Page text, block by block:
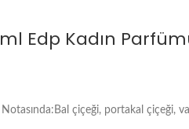
Edp Kadın
çiçeği, portakal çiçeği,